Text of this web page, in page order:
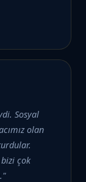
Sosyal
olan
çok